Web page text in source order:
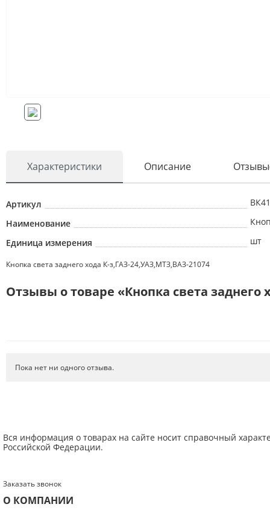
Характеристики Описание
Артикул
Наименование
Единица измерения
шт
Кнопка света заднего хода К-з,ГАЗ-24,УАЗ,МТЗ,ВАЗ-21074
Отзывы о товаре «Кнопка света заднего
Пока нет ни одного отзыва.
Вся информация о товарах на сайте носит справочный
Российской Федерации.
Заказать звонок
О КОМПАНИИ